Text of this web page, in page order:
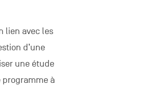
lien avec les
d’une
une étude
programme à